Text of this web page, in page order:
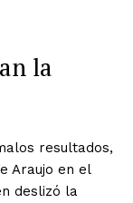
la
resultados,
Araujo en el
deslizó la